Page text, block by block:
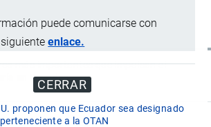
puede comunicarse con
siguienteenlace.
CERRAR
más importantes que impulsan el
en Ecuador
proponen que Ecuador sea designado
a la OTAN